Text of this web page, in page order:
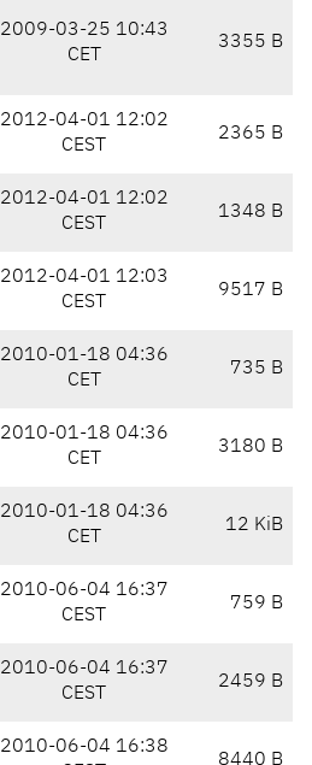
2009-03-25 10:43
CET
3355 B
2012-04-01 12:02
CEST
2365 B
2012-04-01 12:02
CEST
1348 B
2012-04-01 12:03
CEST
9517 B
2010-01-18 04:36
CET
735 B
2010-01-18 04:36
CET
3180 B
2010-01-18 04:36
CET
12 KiB
2010-06-04 16:37
CEST
759 B
2010-06-04 16:37
CEST
2459 B
2010-06-04 16:38
8440 B